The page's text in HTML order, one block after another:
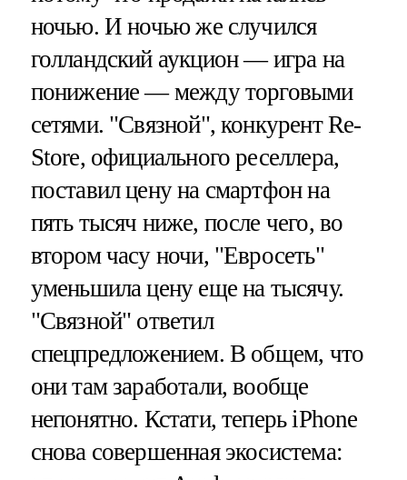
ночью. И ночью же случился
голландский аукцион — игра на
понижение — между торговыми
сетями. "Связной", конкурент Re-
Store, официального реселлера,
поставил цену на смартфон на
пять тысяч ниже, после чего, во
втором часу ночи, "Евросеть"
уменьшила цену еще на тысячу.
"Связной" ответил
спецпредложением. В общем, что
они там заработали, вообще
непонятно. Кстати, теперь iPhone
снова совершенная экосистема: